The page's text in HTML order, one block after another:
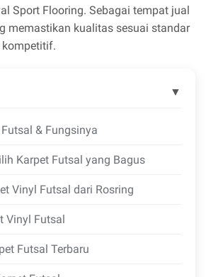
Sport Flooring. Sebagai tempat jual
memastikan kualitas sesuai standar
kompetitif.
▼
& Fungsinya
Karpet Futsal yang Bagus
Vinyl Futsal dari Rosring
Vinyl Futsal
Futsal Terbaru